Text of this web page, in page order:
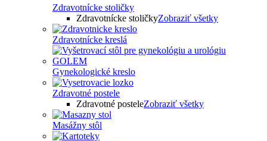
Zdravotnícke stoličky
Zdravotnícke stoličkyZobraziť všetky
Zdravotnícke kreslá
Gynekologické kreslo
Zdravotné postele
Zdravotné posteleZobraziť všetky
Masážny stôl